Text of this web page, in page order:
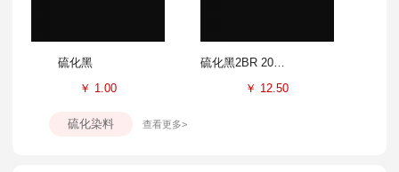
硫化黑
￥ 1.00
硫化黑2BR 200%
￥ 12.50
硫化染料 查看更多>